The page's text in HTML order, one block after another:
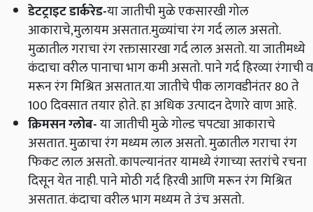
डेटट्राइटडार्करेड-या जातीची मुळे एकसारखी गोल
आकाराचे,मुलायम असतात.मुळ्यांचा रंग गर्द लाल असतो.
मुळातील गराचा रंग रक्तासारखा गर्द लाल असतो. या जातीमध्ये
कंदाचा वरील पानाचा भाग कमी असतो. पाने गर्द हिरव्या रंगाची व
मरून रंग मिश्रित असतात.या जातीचे पीक लागवडीनंतर 80 ते
100 दिवसात तयार होते. हा अधिक उत्पादन देणारे वाण आहे.
क्रिमसन ग्लोब-या जातीची मुळे गोल्ड चपट्या आकाराचे
असतात. मुळाचा रंग मध्यम लाल असतो. मुळातील गराचा रंग
फिकट लाल असतो. कापल्यानंतर यामध्ये रंगाच्या स्तरांचे रचना
दिसून येत नाही. पाने मोठी गर्द हिरवी आणि मरून रंग मिश्रित
असतात. कंदाचा वरील भाग मध्यम ते उंच असतो.